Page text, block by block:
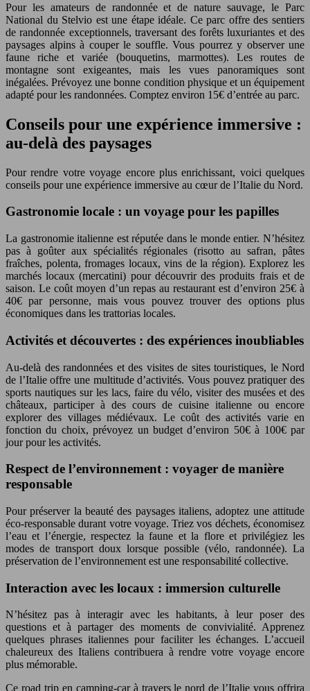
Pour les amateurs de randonnée et de nature sauvage, le Parc
National du Stelvio est une étape idéale. Ce parc offre des sentiers
de randonnée exceptionnels, traversant des forêts luxuriantes et des
paysages alpins à couper le souffle. Vous pourrez y observer une
faune riche et variée (bouquetins, marmottes). Les routes de
montagne sont exigeantes, mais les vues panoramiques sont
inégalées. Prévoyez une bonne condition physique et un équipement
adapté pour les randonnées. Comptez environ 15€ d’entrée au parc.
Conseils pour une expérience immersive :
au-delà des paysages
Pour rendre votre voyage encore plus enrichissant, voici quelques
conseils pour une expérience immersive au cœur de l’Italie du Nord.
Gastronomie locale : un voyage pour les papilles
La gastronomie italienne est réputée dans le monde entier. N’hésitez
pas à goûter aux spécialités régionales (risotto au safran, pâtes
fraîches, polenta, fromages locaux, vins de la région). Explorez les
marchés locaux (mercatini) pour découvrir des produits frais et de
saison. Le coût moyen d’un repas au restaurant est d’environ 25€ à
40€ par personne, mais vous pouvez trouver des options plus
économiques dans les trattorias locales.
Activités et découvertes : des expériences inoubliables
Au-delà des randonnées et des visites de sites touristiques, le Nord
de l’Italie offre une multitude d’activités. Vous pouvez pratiquer des
sports nautiques sur les lacs, faire du vélo, visiter des musées et des
châteaux, participer à des cours de cuisine italienne ou encore
explorer des villages médiévaux. Le coût des activités varie en
fonction du choix, prévoyez un budget d’environ 50€ à 100€ par
jour pour les activités.
Respect de l’environnement : voyager de manière
responsable
Pour préserver la beauté des paysages italiens, adoptez une attitude
éco-responsable durant votre voyage. Triez vos déchets, économisez
l’eau et l’énergie, respectez la faune et la flore et privilégiez les
modes de transport doux lorsque possible (vélo, randonnée). La
préservation de l’environnement est une responsabilité collective.
Interaction avec les locaux : immersion culturelle
N’hésitez pas à interagir avec les habitants, à leur poser des
questions et à partager des moments de convivialité. Apprenez
quelques phrases italiennes pour faciliter les échanges. L’accueil
chaleureux des Italiens contribuera à rendre votre voyage encore
plus mémorable.
Ce road trip en camping-car à travers le nord de l’Italie vous offrira